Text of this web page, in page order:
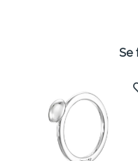
Se